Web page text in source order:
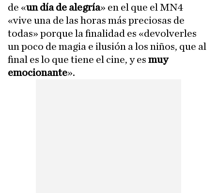
de «un día de alegría» en el que el MN4
«vive una de las horas más preciosas de
todas» porque la finalidad es «devolverles
un poco de magia e ilusión a los niños, que al
final es lo que tiene el cine, y es muy
emocionante».